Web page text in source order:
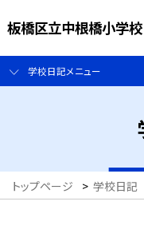
板橋区立中根橋小学校
学校日記メニュー
トップページ > 学校日記